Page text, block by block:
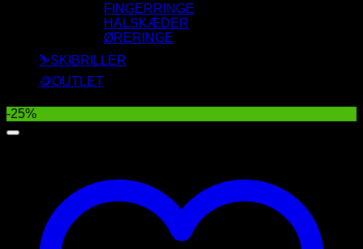
FINGERRINGE
HALSKÆDER
ØRERINGE
⛷️SKIBRILLER
🪙OUTLET
-25%